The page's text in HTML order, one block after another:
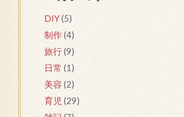
DIY(5)
制作(4)
旅行(9)
日常 (1)
美容 (2)
育児 (29)